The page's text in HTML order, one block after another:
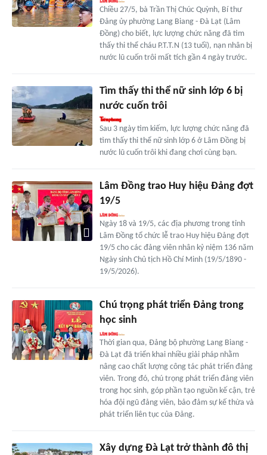
Chiều 27/5, bà Trần Thị Chúc Quỳnh, Bí thư
Đảng ủy phường Lang Biang - Đà Lạt (Lâm
Đồng) cho biết, lực lượng chức năng đã tìm
thấy thi thể cháu P.T.T.N (13 tuổi), nạn nhân bị
nước lũ cuốn trôi mất tích gần 4 ngày trước.
Tìm thấy thi thể nữ sinh lớp 6 bị
nước cuốn trôi
Sau 3 ngày tìm kiếm, lực lượng chức năng đã
tìm thấy thi thể nữ sinh lớp 6 ở Lâm Đồng bị
nước lũ cuốn trôi khi đang chơi cùng bạn.
Lâm Đồng trao Huy hiệu Đảng đợt
19/5
Ngày 18 và 19/5, các địa phương trong tỉnh
Lâm Đồng tổ chức lễ trao Huy hiệu Đảng đợt
19/5 cho các đảng viên nhân kỷ niệm 136 năm
Ngày sinh Chủ tịch Hồ Chí Minh (19/5/1890 -
19/5/2026).
Chú trọng phát triển Đảng trong
học sinh
Thời gian qua, Đảng bộ phường Lang Biang -
Đà Lạt đã triển khai nhiều giải pháp nhằm
nâng cao chất lượng công tác phát triển đảng
viên. Trong đó, chú trọng phát triển đảng viên
trong học sinh, góp phần tạo nguồn kế cận, trẻ
hóa đội ngũ đảng viên, bảo đảm sự kế thừa và
phát triển liên tục của Đảng.
Xây dựng Đà Lạt trở thành đô thị